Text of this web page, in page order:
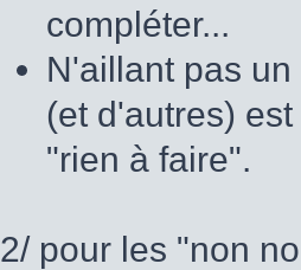
compléter...
N'aillant pas
(et d'autres)
"rien à faire".
2/ pour les "non